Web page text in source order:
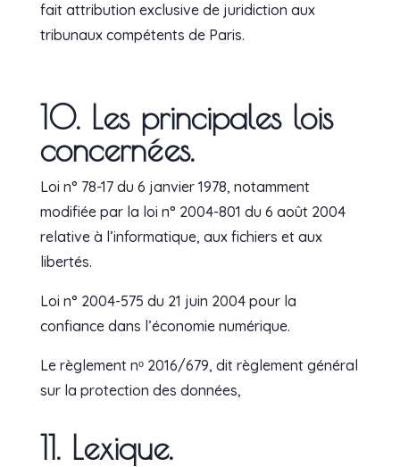
fait attribution exclusive de juridiction aux
tribunaux compétents de Paris.
10. Les principales lois
concernées.
Loi n° 78-17 du 6 janvier 1978, notamment
modifiée par la loi n° 2004-801 du 6 août 2004
relative à l’informatique, aux fichiers et aux
libertés.
Loi n° 2004-575 du 21 juin 2004 pour la
confiance dans l’économie numérique.
Le règlement nᵒ 2016/679, dit règlement général
sur la protection des données,
11. Lexique.